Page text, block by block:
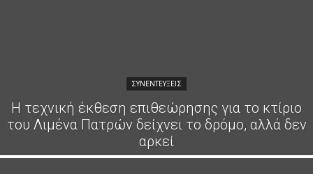
ΣΥΝΕΝΤΕΎΞΕΙΣ
Η τεχνική έκθεση επιθεώρησης για το κτίριο
του Λιμένα Πατρών δείχνει το δρόμο, αλλά δεν
αρκεί